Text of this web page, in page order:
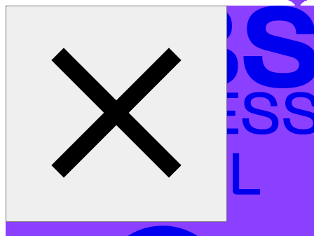
Inicio
Programas
UX, UI y CX
Máster en UX & Customer Experience